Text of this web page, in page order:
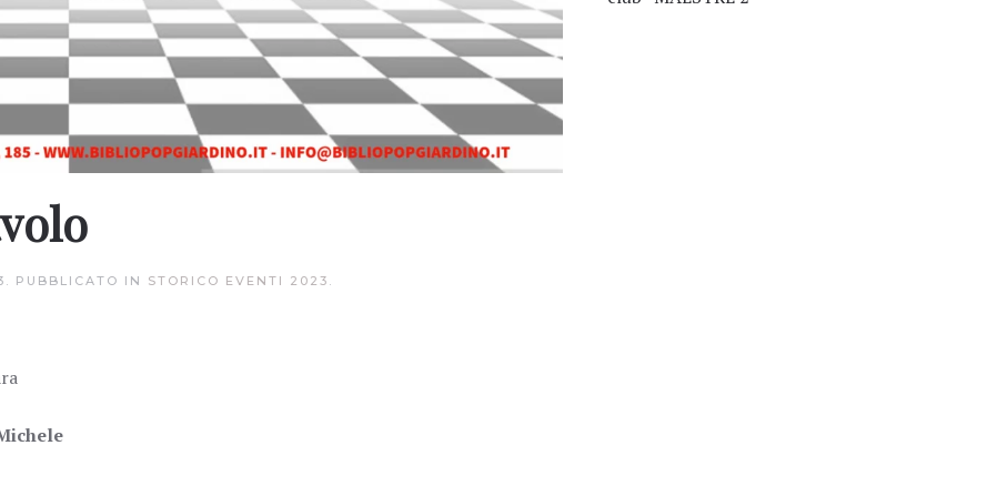
. PUBBLICATO IN STORICO EVENTI 2023 .